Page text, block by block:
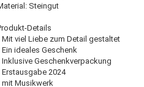
Steingut
Details
Mit viel Liebe zum Detail gestaltet
Ein ideales Geschenk
Inklusive Geschenkverpackung
Erstausgabe 2024
mit Musikwerk